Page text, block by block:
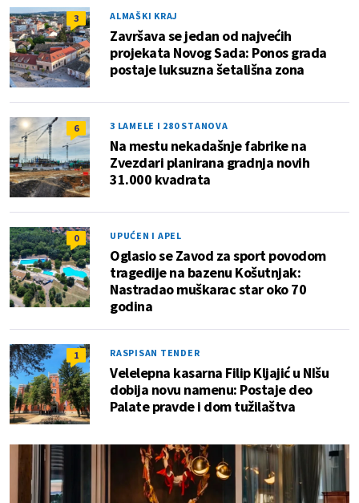
3 ALMAŠKI KRAJ
Završava se jedan od najvećih
projekata Novog Sada: Ponos grada
postaje luksuzna šetališna zona
6 3 LAMELE I 280 STANOVA
Na mestu nekadašnje fabrike na
Zvezdari planirana gradnja novih
31.000 kvadrata
0 UPUĆEN I APEL
Oglasio se Zavod za sport povodom
tragedije na bazenu Košutnjak:
Nastradao muškarac star oko 70
godina
1 RASPISAN TENDER
Velelepna kasarna Filip Kljajić u NIšu
dobija novu namenu: Postaje deo
Palate pravde i dom tužilaštva